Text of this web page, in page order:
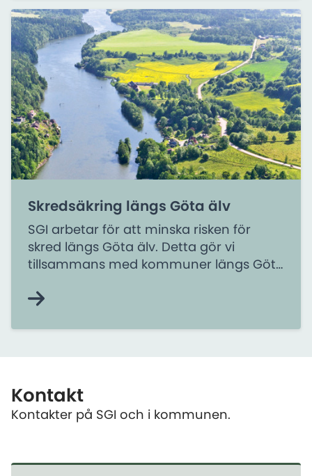
Skredsäkring längs Göta älv
SGI arbetar för att minska risken för
skred längs Göta älv. Detta gör vi
tillsammans med kommuner längs Göta
myndigheter.
Kontakt
Kontakter på SGI och i kommunen.